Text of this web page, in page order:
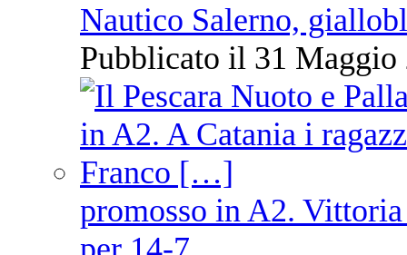
Nautico Salerno,
Pubblicato il 31 Maggio
promosso in A2.